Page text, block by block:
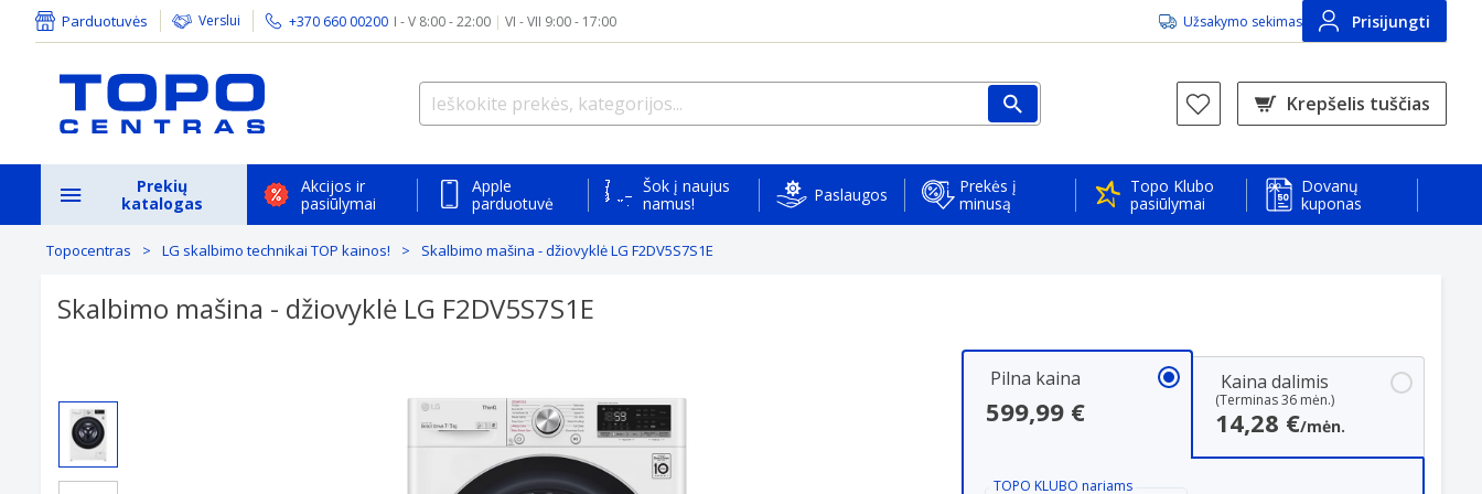
Parduotuvės Verslui +370 660 00200 I - V 8:00 - 22:00 | VI - VII 9:00 - 17:00 Užsakymo sekimas Prisijungti
Krepšelis tuščias
Prekių
katalogas
Akcijos ir
pasiūlymai
Apple
parduotuvė
Šok į naujus
namus!
Paslaugos
Prekės į
minusą
Topo Klubo
pasiūlymai
Dovanų
kuponas
Topocentras LG skalbimo technikai TOP kainos! Skalbimo mašina - džiovyklė LG F2DV5S7S1E
Skalbimo mašina - džiovyklė LG F2DV5S7S1E
Pilna kaina
599,99 €
Kaina dalimis
(Terminas 36 mėn.)
14,28 €/mėn.
TOPO KLUBO nariams